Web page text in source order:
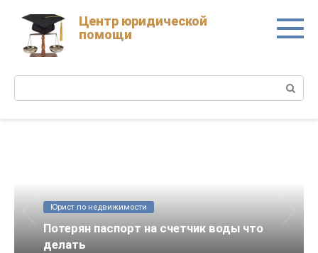
content
Центр юридической
помощи
Юрист по недвижимости
Потерян паспорт на счетчик воды что
делать